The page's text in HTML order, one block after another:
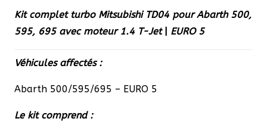
595,
695
moteur
1.4
Jet
Kit complet turbo Mitsubishi TD04 pour Abarth 500,
595, 695 avec moteur 1.4 T-Jet EURO 5
Véhicules affectés :
Abarth 500/595/695 – EURO 5
Le kit comprend :